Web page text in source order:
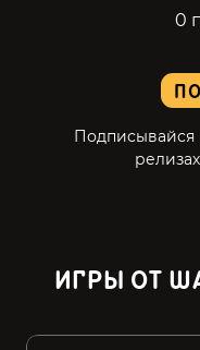
Подписывайся
0
ИГРЫ ОТ